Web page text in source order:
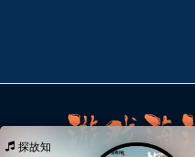
探故知